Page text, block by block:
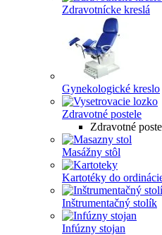
Zdravotnícke kreslá
Gynekologické kreslo
Zdravotné postele
Zdravotné
Masážny stôl
Kartotéky do
Inštrumentačný stolík
Infúzny stojan